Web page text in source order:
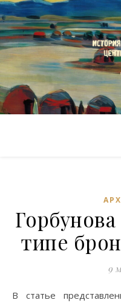
типе
9
В статье представлены материалы по археологии